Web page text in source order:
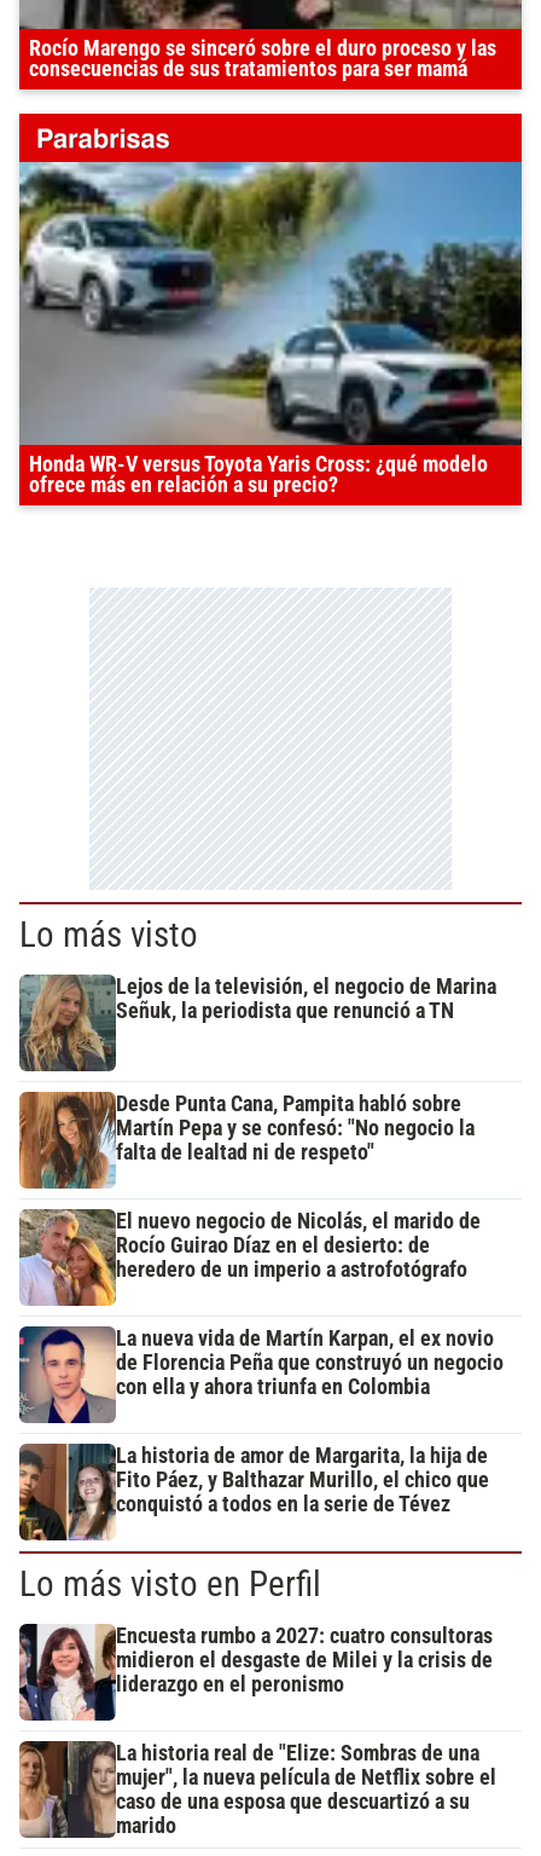
Rocío Marengo se sinceró sobre el duro proceso y las
consecuencias de sus tratamientos para ser mamá
Honda WR-V versus Toyota Yaris Cross: ¿qué modelo
ofrece más en relación a su precio?
Lo más visto
Lejos de la televisión, el negocio de Marina
Señuk, la periodista que renunció a TN
Desde Punta Cana, Pampita habló sobre
Martín Pepa y se confesó: "No negocio la
falta de lealtad ni de respeto"
El nuevo negocio de Nicolás, el marido de
Rocío Guirao Díaz en el desierto: de
heredero de un imperio a astrofotógrafo
La nueva vida de Martín Karpan, el ex novio
de Florencia Peña que construyó un negocio
con ella y ahora triunfa en Colombia
La historia de amor de Margarita, la hija de
Fito Páez, y Balthazar Murillo, el chico que
conquistó a todos en la serie de Tévez
Lo más visto en Perfil
Encuesta rumbo a 2027: cuatro consultoras
midieron el desgaste de Milei y la crisis de
liderazgo en el peronismo
La historia real de "Elize: Sombras de una
mujer", la nueva película de Netflix sobre el
caso de una esposa que descuartizó a su
marido